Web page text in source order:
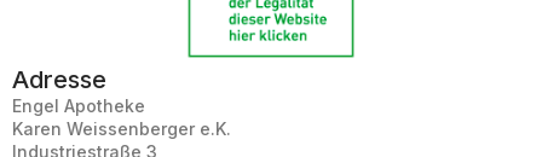
Adresse
Engel Apotheke
Karen Weissenberger e.K.
Industriestraße 3